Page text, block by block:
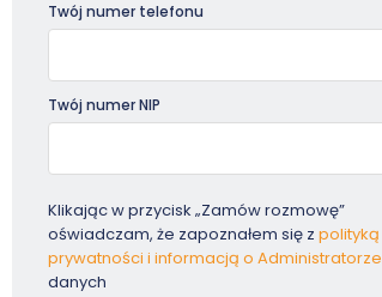
Twój numer telefonu
Twój numer NIP
Klikając w przycisk „Zamów rozmowę”
oświadczam, że zapoznałem się z polityką
prywatności i informacją o Administratorze
danych